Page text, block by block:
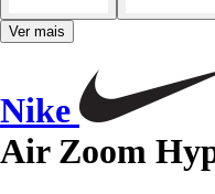
Ver mais
Nike
Air Zoom